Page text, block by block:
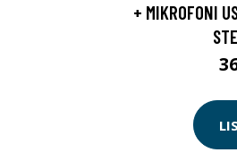
+ MIKROFONI